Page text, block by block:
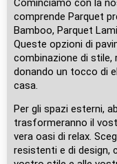
Cominciamo con la
comprende Parquet
Bamboo, Parquet
Queste opzioni di
combinazione di stile,
donando un tocco di
casa.
Per gli spazi esterni,
trasformeranno il
vera oasi di relax.
resistenti e di design,